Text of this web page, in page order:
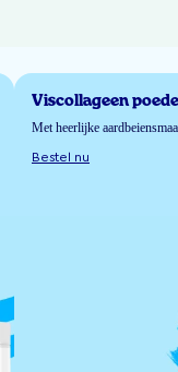
Viscollageen
Met heerlijke
Bestel nu